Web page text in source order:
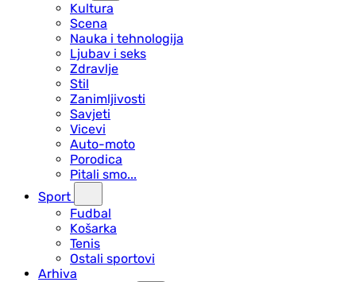
Kultura
Scena
Nauka i tehnologija
Ljubav i seks
Zdravlje
Stil
Zanimljivosti
Savjeti
Vicevi
Auto-moto
Porodica
Pitali smo...
Sport
Fudbal
Košarka
Tenis
Ostali sportovi
Arhiva